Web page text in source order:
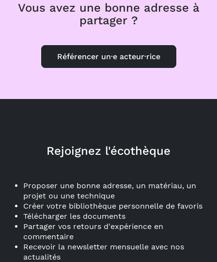
Vous avez une bonne adresse à
partager ?
Référencer un·e acteur·rice
Rejoignez l'écothèque
Proposer une bonne adresse, un matériau, un
projet ou une technique
Créer votre bibliothèque personnelle de favoris
Télécharger les documents
Partager vos retours d'expérience en
commentaire
Recevoir la newsletter mensuelle avec nos
actualités